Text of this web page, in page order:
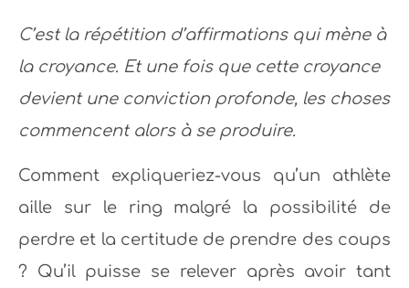
C’est la répétition d’affirmations qui mène à
la croyance. Et une fois que cette croyance
devient une conviction profonde, les choses
commencent alors à se produire.
Comment expliqueriez-vous qu’un athlète
aille sur le ring malgré la possibilité de
perdre et la certitude de prendre des coups
? Qu’il puisse se relever après avoir tant